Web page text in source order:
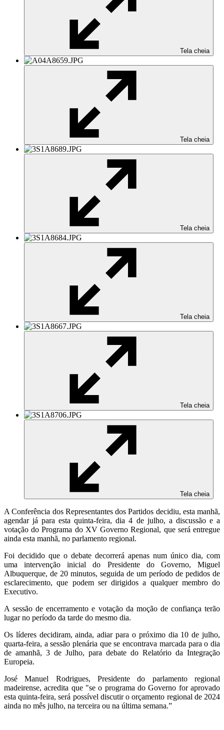
Tela cheia
Tela cheia
Tela cheia
Tela cheia
Tela cheia
Tela cheia
A Conferência dos Representantes dos Partidos decidiu, esta manhã,
agendar já para esta quinta-feira, dia 4 de julho, a discussão e a
votação do Programa do XV Governo Regional, que será entregue
ainda esta manhã, no parlamento regional.
Foi decidido que o debate decorrerá apenas num único dia, com
uma intervenção inicial do Presidente do Governo, Miguel
Albuquerque, de 20 minutos, seguida de um período de pedidos de
esclarecimento, que podem ser dirigidos a qualquer membro do
Executivo.
A sessão de encerramento e votação da moção de confiança terão
lugar no período da tarde do mesmo dia.
Os líderes decidiram, ainda, adiar para o próximo dia 10 de julho,
quarta-feira, a sessão plenária que se encontrava marcada para o dia
de amanhã, 3 de Julho, para debate do Relatório da Integração
Europeia.
José Manuel Rodrigues, Presidente do parlamento regional
madeirense, acredita que "se o programa do Governo for aprovado
esta quinta-feira, será possível discutir o orçamento regional de 2024
ainda no mês julho, na terceira ou na última semana.”